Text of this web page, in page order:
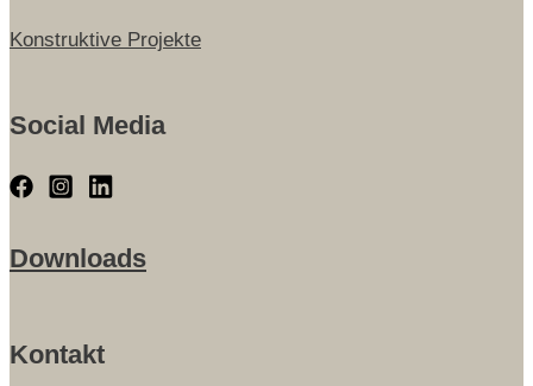
Konstruktive Projekte
Social Media
Downloads
Kontakt